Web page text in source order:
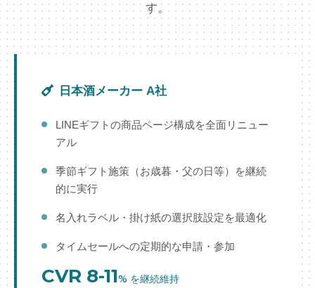
す。
日本酒メーカー A社
LINEギフトの商品ページ構成を全面リニュー
アル
季節ギフト施策（お歳暮・父の日等）を継続
的に実行
名入れラベル・掛け紙の選択肢設定を最適化
タイムセールへの定期的な申請・参加
CVR 8-11% を継続維持